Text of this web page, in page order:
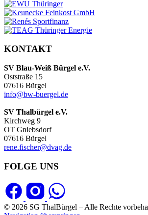
KONTAKT
SV Blau-Weiß Bürgel e.V.
Oststraße 15
07616 Bürgel
info@bw-buergel.de
SV Thalbürgel e.V.
Kirchweg 9
OT Gniebsdorf
07616 Bürgel
rene.fischer@dvag.de
FOLGE UNS
© 2026 SG ThalBürgel – Alle Rechte